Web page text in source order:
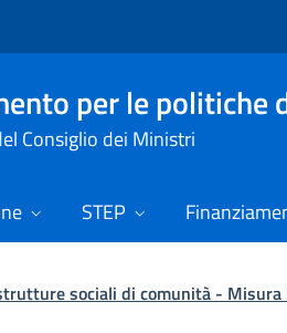
per le politiche
Consiglio dei Ministri
STEP
sociali di comunità - Misura